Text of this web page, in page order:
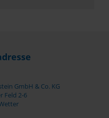
GmbH & Co. KG
Feld 2-6